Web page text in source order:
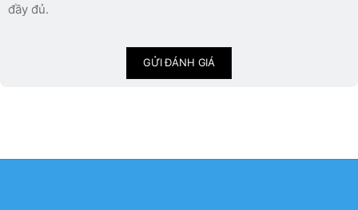
đầy đủ.
GỬI ĐÁNH GIÁ